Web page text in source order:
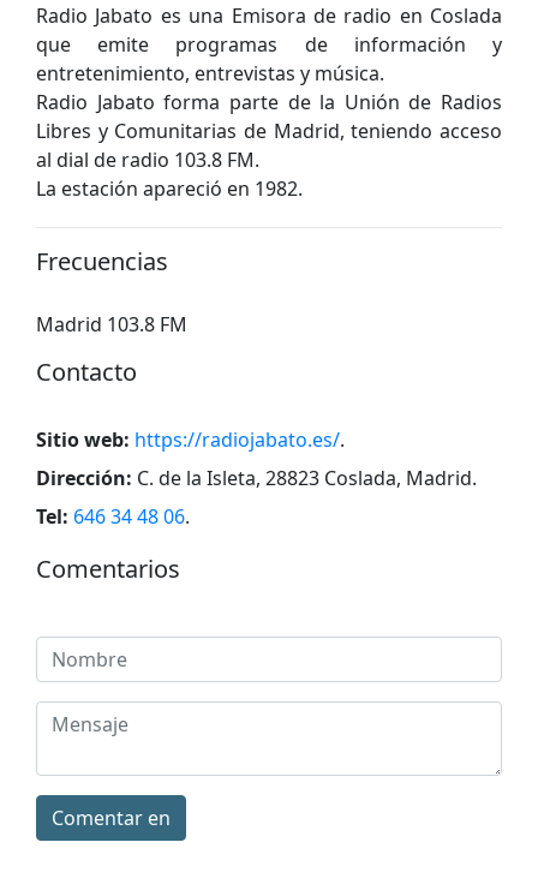
Radio Jabato es una Emisora ​​de radio en Coslada
que emite programas de información y
entretenimiento, entrevistas y música.
Radio Jabato forma parte de la Unión de Radios
Libres y Comunitarias de Madrid, teniendo acceso
al dial de radio 103.8 FM.
La estación apareció en 1982.
Frecuencias
Madrid 103.8 FM
Contacto
Sitio web: https://radiojabato.es/.
Dirección: C. de la Isleta, 28823 Coslada, Madrid.
Tel: 646 34 48 06.
Comentarios
Comentar en